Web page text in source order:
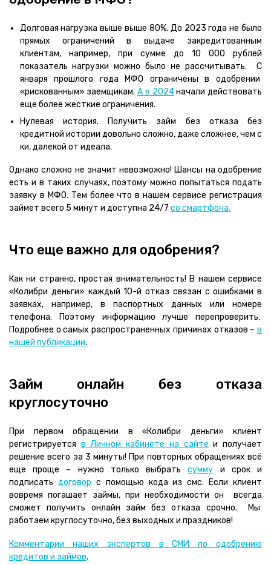
Долговая нагрузка выше выше 80%. До 2023 года не было
прямых ограничений в выдаче закредитованным
клиентам, например, при сумме до 10 000 рублей
показатель нагрузки можно было не рассчитывать. С
января прошлого года МФО ограничены в одобрении
«рискованным» заемщикам. А в 2024начали действовать
еще более жесткие ограничения.
Нулевая история. Получить займ без отказа без
кредитной истории довольно сложно, даже сложнее, чем с
ки, далекой от идеала.
Однако сложно не значит невозможно! Шансы на одобрение
есть и в таких случаях, поэтому можно попытаться подать
заявку в МФО. Тем более что в нашем сервисе регистрация
займет всего 5 минут и доступна 24/7 со смартфона.
Что еще важно для одобрения?
Как ни странно, простая внимательность! В нашем сервисе
«Колибри деньги» каждый 10-й отказ связан с ошибками в
заявках, например, в паспортных данных или номере
телефона. Поэтому информацию лучше перепроверить.
Подробнее о самых распространенных причинах отказов – в
нашей публикации.
Займ онлайн без отказа
круглосуточно
При первом обращении в «Колибри деньги» клиент
регистрируется в Личном кабинете на сайте и получает
решение всего за 3 минуты! При повторных обращениях всё
еще проще – нужно только выбратьсумму и срок и
подписать договор с помощью кода из смс. Если клиент
вовремя погашает займы, при необходимости он всегда
сможет получить онлайн займ без отказа срочно. Мы
работаем круглосуточно, без выходных и праздников!
Комментарии наших экспертов в СМИ по одобрению
кредитов и займов.